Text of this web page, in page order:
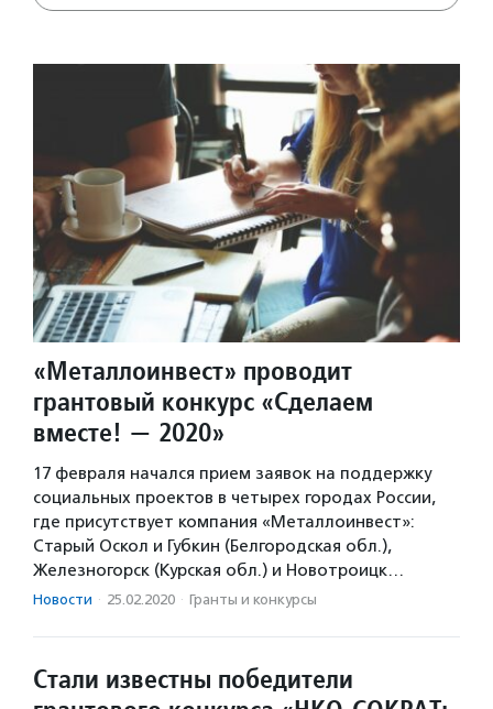
«Металлоинвест» проводит
грантовый конкурс «Сделаем
вместе! — 2020»
17 февраля начался прием заявок на поддержку
социальных проектов в четырех городах России,
где присутствует компания «Металлоинвест»:
Старый Оскол и Губкин (Белгородская обл.),
Железногорск (Курская обл.) и Новотроицк…
Новости · 25.02.2020 · Гранты и конкурсы
Стали известны победители